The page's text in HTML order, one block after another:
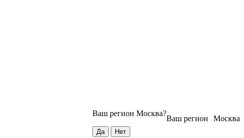
Москва
Ваш регион
Ваш регион Москва?